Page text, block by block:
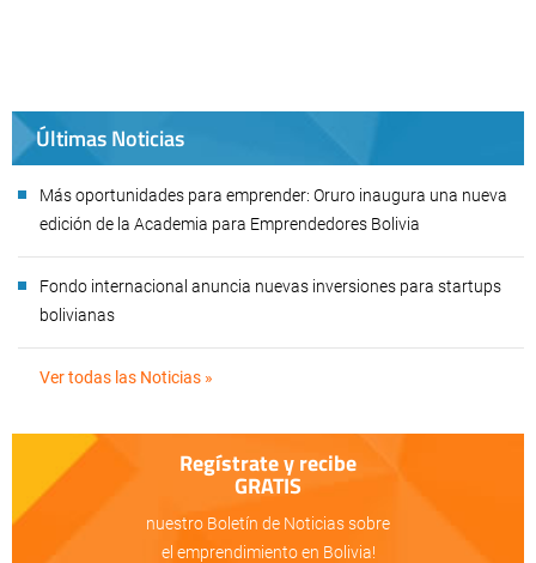
Últimas Noticias
Más oportunidades para emprender: Oruro inaugura una nueva
edición de la Academia para Emprendedores Bolivia
Fondo internacional anuncia nuevas inversiones para startups
bolivianas
Ver todas las Noticias »
Regístrate y recibe
GRATIS
nuestro Boletín de Noticias sobre
el emprendimiento en Bolivia!